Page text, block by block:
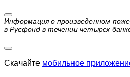
Информация о произведенном
в Русфонд в течении четырех
Скачайте мобильное